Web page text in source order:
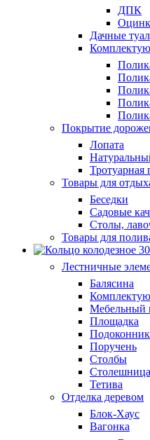
ДПК
Дачные
Покрытие
Лопата
Тротуарная
Товары для
Беседки
Садовые
Столы,
Товары для
Лестничные
Балясина
Мебельный
Площадка
Поручень
Столбы
Столешница
Тетива
Отделка деревом
Блок-Хаус
Вагонка